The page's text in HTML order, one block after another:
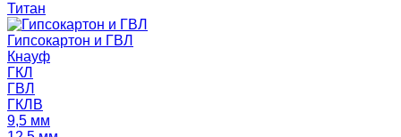
Титан
Гипсокартон и ГВЛ
Кнауф
ГКЛ
ГВЛ
ГКЛВ
9,5 мм